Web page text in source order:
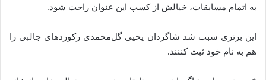
به اتمام مسابقات، خیالش از کسب این عنوان راحت شود.
این برتری سبب شد شاگردان یحیی گل‌محمدی رکورد‌های جالبی را
هم به نام خود ثبت کننند.